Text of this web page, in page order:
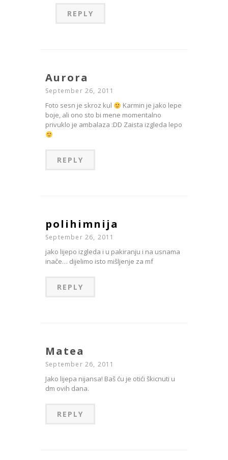
REPLY
Aurora
September 26, 2011
Foto sesn je skroz kul
Karmin je jako lepe
boje, ali ono sto bi mene momentalno
privuklo je ambalaza :DD Zaista izgleda lepo
REPLY
polihimnija
September 26, 2011
jako lijepo izgleda i u pakiranju i na usnama
inače… dijelimo isto mišljenje za mf
REPLY
Matea
September 26, 2011
Jako lijepa nijansa! Baš ću je otići škicnuti u
dm ovih dana.
REPLY